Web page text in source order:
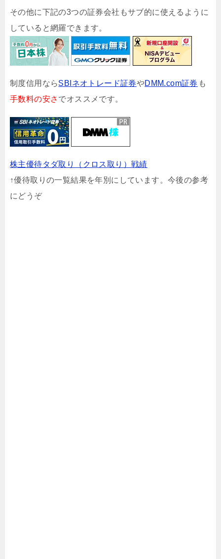
その他に下記の3つの証券会社もサブ的に使えるように
していると網羅できます。
制度信用ならSBIネオトレード証券やDMM.com証券 も
手数料の安さ でオススメです。
株主優待タダ取り（クロス取り）戦績
↑優待取りの一覧結果を年別にしています。今後の参考
にどうぞ